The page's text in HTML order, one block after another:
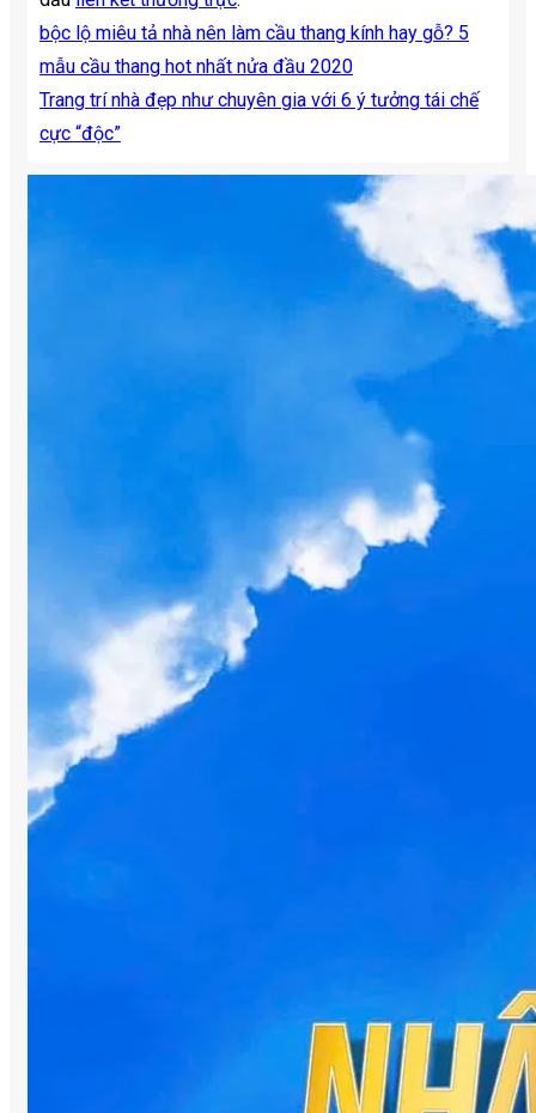
bộc lộ miêu tả nhà nên làm cầu thang kính hay gỗ? 5
mẫu cầu thang hot nhất nửa đầu 2020
Trang trí nhà đẹp như chuyên gia với 6 ý tưởng tái chế
cực “độc”